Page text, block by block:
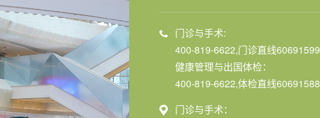
门诊与手术:
400-819-6622,门诊直线60691599
健康管理与出国体检：
400-819-6622,体检直线60691588
门诊与手术：